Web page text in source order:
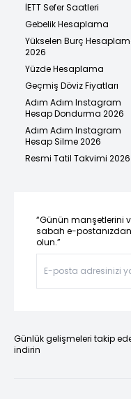
İETT Sefer Saatleri
Gebelik Hesaplama
Yükselen Burç
2026
Yüzde Hesaplama
Geçmiş Döviz Fiyatları
Adım Adım Instagram
Hesap Dondurma 2026
Adım Adım Instagram
Hesap Silme 2026
Resmi Tatil Takvimi 2026
“Günün manşetlerini
sabah e-
olun.”
Günlük gelişmeleri takip
indirin